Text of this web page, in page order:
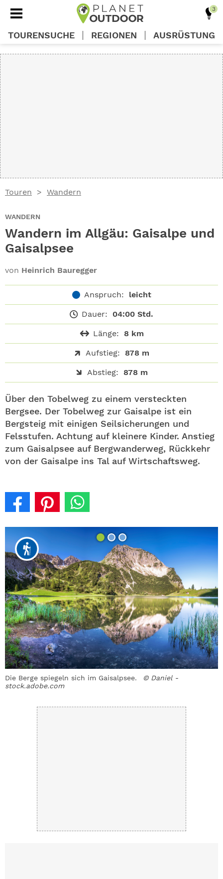
Touren Wandern
WANDERN
Wandern im Allgäu: Gaisalpe und
Gaisalpsee
von Heinrich Bauregger
Anspruch: leicht
Dauer: 04:00 Std.
Länge: 8 km
Aufstieg: 878 m
Abstieg: 878 m
Über den Tobelweg zu einem versteckten
Bergsee. Der Tobelweg zur Gaisalpe ist ein
Bergsteig mit einigen Seilsicherungen und
Felsstufen. Achtung auf kleinere Kinder. Anstieg
zum Gaisalpsee auf Bergwanderweg, Rückkehr
von der Gaisalpe ins Tal auf Wirtschaftsweg.
Die Berge spiegeln sich im Gaisalpsee.
© Daniel -
stock.adobe.com
TOURENSUCHE REGIONEN AUSRÜSTUNG
GEWINNEN
ALLE THEMEN